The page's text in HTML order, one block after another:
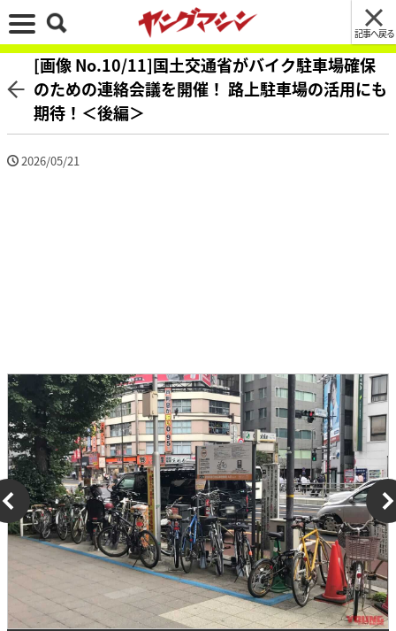
記事へ戻る
[画像 No.10/11]国土交通省がバイク駐車場確保
のための連絡会議を開催！ 路上駐車場の活用にも
期待！＜後編＞
2026/05/21